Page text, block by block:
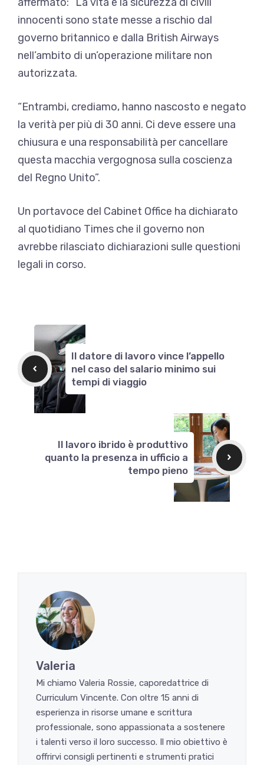
innocenti sono state messe a rischio dal
governo britannico e dalla British Airways
nell’ambito di un’operazione militare non
autorizzata.
“Entrambi, crediamo, hanno nascosto e negato
la verità per più di 30 anni. Ci deve essere una
chiusura e una responsabilità per cancellare
questa macchia vergognosa sulla coscienza
del Regno Unito”.
Un portavoce del Cabinet Office ha dichiarato
al quotidiano Times che il governo non
avrebbe rilasciato dichiarazioni sulle questioni
legali in corso.
Il datore di lavoro vince l’appello
nel caso del salario minimo sui
tempi di viaggio
Il lavoro ibrido è produttivo
quanto la presenza in ufficio a
tempo pieno
Valeria
Mi chiamo Valeria Rossie, caporedattrice di
Curriculum Vincente. Con oltre 15 anni di
esperienza in risorse umane e scrittura
professionale, sono appassionata a sostenere
i talenti verso il loro successo. Il mio obiettivo è
offrirvi consigli pertinenti e strumenti pratici